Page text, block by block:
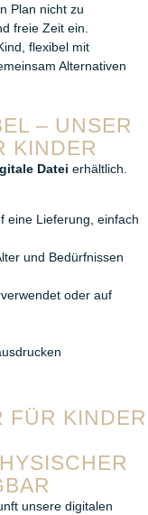
Plan nicht zu
freie Zeit ein.
flexibel mit
Alternativen
– UNSER
KINDER
Datei erhältlich.
eine Lieferung, einfach
und Bedürfnissen
oder auf
FÜR KINDER
unsere digitalen